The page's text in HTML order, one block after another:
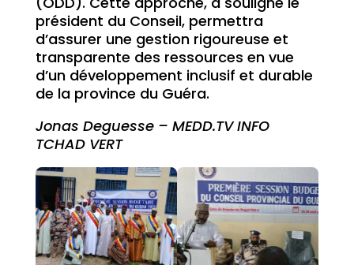
président du Conseil, permettra
d’assurer une gestion rigoureuse et
transparente des ressources en vue
d’un développement inclusif et durable
de la province du Guéra.
Jonas Deguesse – MEDD.TV INFO
TCHAD VERT